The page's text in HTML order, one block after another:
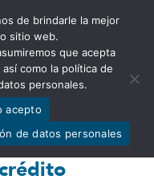
para
y
de brindarle la mejor
sitio web.
que acepta
como la política de
personales.
acepto
de datos personales